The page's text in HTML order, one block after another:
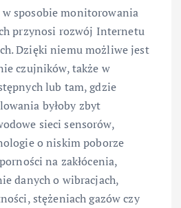
sposobie monitorowania
przynosi rozwój Internetu
Dzięki niemu możliwe jest
czujników, także w
lub tam, gdzie
byłoby zbyt
sieci sensorów,
o niskim poborze
na zakłócenia,
danych o wibracjach,
stężeniach gazów czy